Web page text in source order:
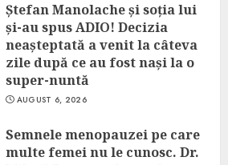
Ștefan Manolache și soția lui
și-au spus ADIO! Decizia
neașteptată a venit la câteva
zile după ce au fost nași la o
super-nuntă
AUGUST 6, 2026
Semnele menopauzei pe care
multe femei nu le cunosc. Dr.